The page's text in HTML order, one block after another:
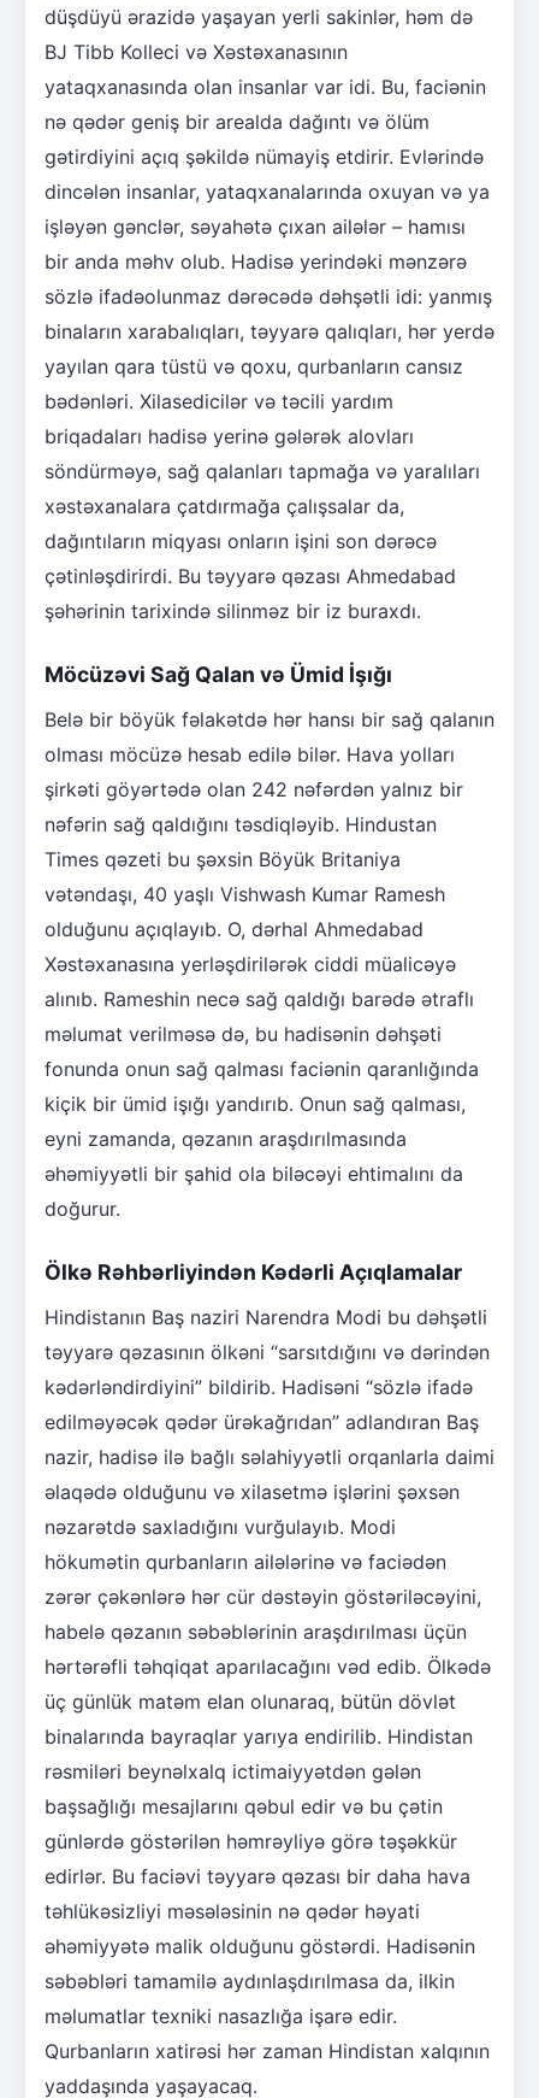
düşdüyü ərazidə yaşayan yerli sakinlər, həm də
BJ Tibb Kolleci və Xəstəxanasının
yataqxanasında olan insanlar var idi. Bu, faciənin
nə qədər geniş bir arealda dağıntı və ölüm
gətirdiyini açıq şəkildə nümayiş etdirir. Evlərində
dincələn insanlar, yataqxanalarında oxuyan və ya
işləyən gənclər, səyahətə çıxan ailələr – hamısı
bir anda məhv olub. Hadisə yerindəki mənzərə
sözlə ifadəolunmaz dərəcədə dəhşətli idi: yanmış
binaların xarabalıqları, təyyarə qalıqları, hər yerdə
yayılan qara tüstü və qoxu, qurbanların cansız
bədənləri. Xilasedicilər və təcili yardım
briqadaları hadisə yerinə gələrək alovları
söndürməyə, sağ qalanları tapmağa və yaralıları
xəstəxanalara çatdırmağa çalışsalar da,
dağıntıların miqyası onların işini son dərəcə
çətinləşdirirdi. Bu təyyarə qəzası Ahmedabad
şəhərinin tarixində silinməz bir iz buraxdı.
Möcüzəvi Sağ Qalan və Ümid İşığı
Belə bir böyük fəlakətdə hər hansı bir sağ qalanın
olması möcüzə hesab edilə bilər. Hava yolları
şirkəti göyərtədə olan 242 nəfərdən yalnız bir
nəfərin sağ qaldığını təsdiqləyib. Hindustan
Times qəzeti bu şəxsin Böyük Britaniya
vətəndaşı, 40 yaşlı Vishwash Kumar Ramesh
olduğunu açıqlayıb. O, dərhal Ahmedabad
Xəstəxanasına yerləşdirilərək ciddi müalicəyə
alınıb. Rameshin necə sağ qaldığı barədə ətraflı
məlumat verilməsə də, bu hadisənin dəhşəti
fonunda onun sağ qalması faciənin qaranlığında
kiçik bir ümid işığı yandırıb. Onun sağ qalması,
eyni zamanda, qəzanın araşdırılmasında
əhəmiyyətli bir şahid ola biləcəyi ehtimalını da
doğurur.
Ölkə Rəhbərliyindən Kədərli Açıqlamalar
Hindistanın Baş naziri Narendra Modi bu dəhşətli
təyyarə qəzasının ölkəni “sarsıtdığını və dərindən
kədərləndirdiyini” bildirib. Hadisəni “sözlə ifadə
edilməyəcək qədər ürəkağrıdan” adlandıran Baş
nazir, hadisə ilə bağlı səlahiyyətli orqanlarla daimi
əlaqədə olduğunu və xilasetmə işlərini şəxsən
nəzarətdə saxladığını vurğulayıb. Modi
hökumətin qurbanların ailələrinə və faciədən
zərər çəkənlərə hər cür dəstəyin göstəriləcəyini,
habelə qəzanın səbəblərinin araşdırılması üçün
hərtərəfli təhqiqat aparılacağını vəd edib. Ölkədə
üç günlük matəm elan olunaraq, bütün dövlət
binalarında bayraqlar yarıya endirilib. Hindistan
rəsmiləri beynəlxalq ictimaiyyətdən gələn
başsağlığı mesajlarını qəbul edir və bu çətin
günlərdə göstərilən həmrəyliyə görə təşəkkür
edirlər. Bu faciəvi təyyarə qəzası bir daha hava
təhlükəsizliyi məsələsinin nə qədər həyati
əhəmiyyətə malik olduğunu göstərdi. Hadisənin
səbəbləri tamamilə aydınlaşdırılmasa da, ilkin
məlumatlar texniki nasazlığa işarə edir.
Qurbanların xatirəsi hər zaman Hindistan xalqının
yaddaşında yaşayacaq.